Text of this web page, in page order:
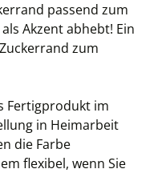
passend zum
Akzent abhebt! Ein
zum
Fertigprodukt im
in Heimarbeit
die Farbe
flexibel, wenn Sie